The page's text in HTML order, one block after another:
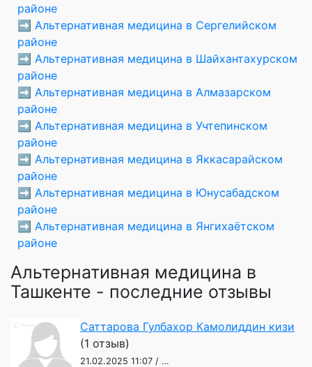
районе
➡️ Альтернативная медицина в Сергелийском
районе
➡️ Альтернативная медицина в Шайхантахурском
районе
➡️ Альтернативная медицина в Алмазарском
районе
➡️ Альтернативная медицина в Учтепинском
районе
➡️ Альтернативная медицина в Яккасарайском
районе
➡️ Альтернативная медицина в Юнусабадском
районе
➡️ Альтернативная медицина в Янгихаётском
районе
Альтернативная медицина в
Ташкенте - последние отзывы
Саттарова Гулбахор Камолиддин кизи
(1 отзыв)
21.02.2025 11:07 / …